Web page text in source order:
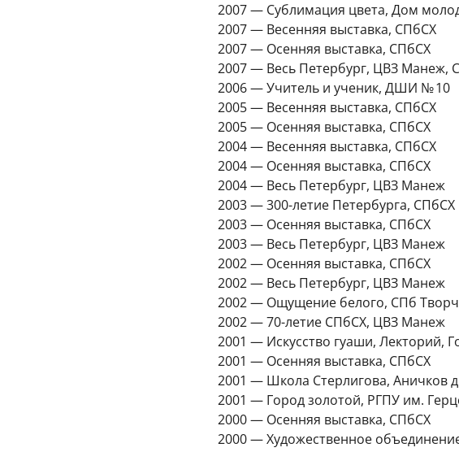
2007 — Сублимация цвета, Дом
2007 — Весенняя выставка, СПбСХ
2007 — Осенняя выставка, СПбСХ
2007 — Весь Петербург, ЦВЗ Манеж,
2006 — Учитель и ученик, ДШИ № 10
2005 — Весенняя выставка, СПбСХ
2005 — Осенняя выставка, СПбСХ
2004 — Весенняя выставка, СПбСХ
2004 — Осенняя выставка, СПбСХ
2004 — Весь Петербург, ЦВЗ Манеж
2003 — 300-летие Петербурга, СПбСХ
2003 — Осенняя выставка, СПбСХ
2003 — Весь Петербург, ЦВЗ Манеж
2002 — Осенняя выставка, СПбСХ
2002 — Весь Петербург, ЦВЗ Манеж
2002 — Ощущение белого, СПб
2002 — 70-летие СПбСХ, ЦВЗ Манеж
2001 — Искусство гуаши, Лекторий,
2001 — Осенняя выставка, СПбСХ
2001 — Школа Стерлигова, Аничков
2001 — Город золотой, РГПУ им.
2000 — Осенняя выставка, СПбСХ
2000 — Художественное